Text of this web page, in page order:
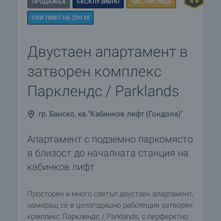
ПРОДАЖБА ЕКСКЛУЗИВНО ЧАСТНИ ЛИЦА
СКИ ЛИФТ НА 200 М
Двустаен апартамент в
затворен комплекс
Парклендс / Parklands
гр. Банско, кв."Кабинков лифт (Гондола)"
Апартамент с подземно паркомясто
в близост до началната станция на
кабинков лифт
Просторен и много светъл двустаен апартамент,
намиращ се в целогодишно работещия затворен
комплекс Парклендс / Parklands, с перферктно